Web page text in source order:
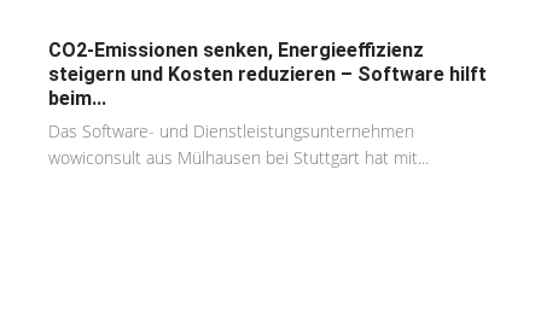
CO2-Emissionen senken, Energieeffizienz
steigern und Kosten reduzieren – Software hilft
beim...
Das Software- und Dienstleistungsunternehmen
wowiconsult aus Mülhausen bei Stuttgart hat mit...